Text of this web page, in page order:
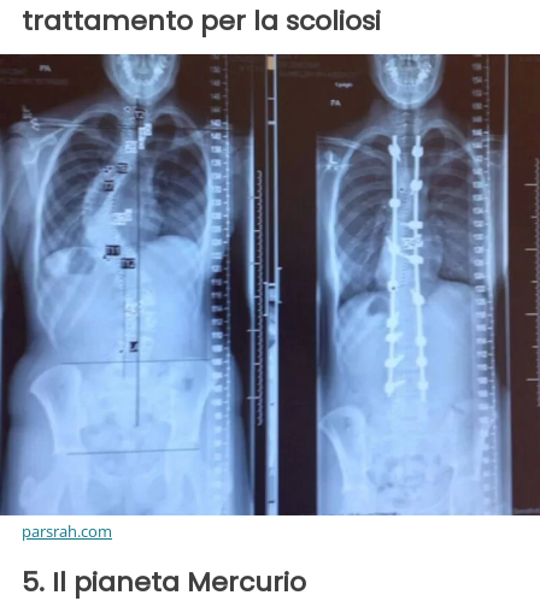
trattamento per la scoliosi
parsrah.com
5. Il pianeta Mercurio